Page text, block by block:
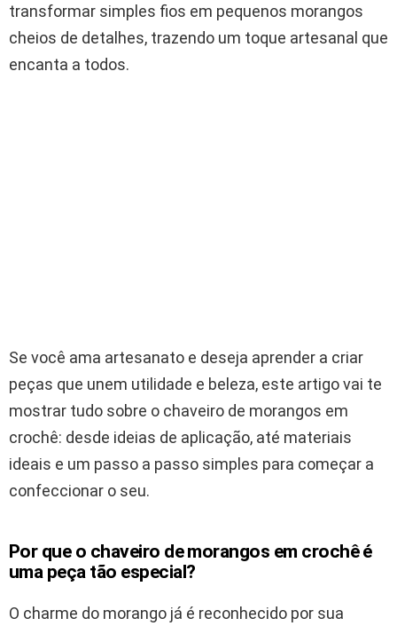
transformar simples fios em pequenos morangos
cheios de detalhes, trazendo um toque artesanal que
encanta a todos.
Se você ama artesanato e deseja aprender a criar
peças que unem utilidade e beleza, este artigo vai te
mostrar tudo sobre o chaveiro de morangos em
crochê: desde ideias de aplicação, até materiais
ideais e um passo a passo simples para começar a
confeccionar o seu.
Por que o chaveiro de morangos em crochê é
uma peça tão especial?
O charme do morango já é reconhecido por sua